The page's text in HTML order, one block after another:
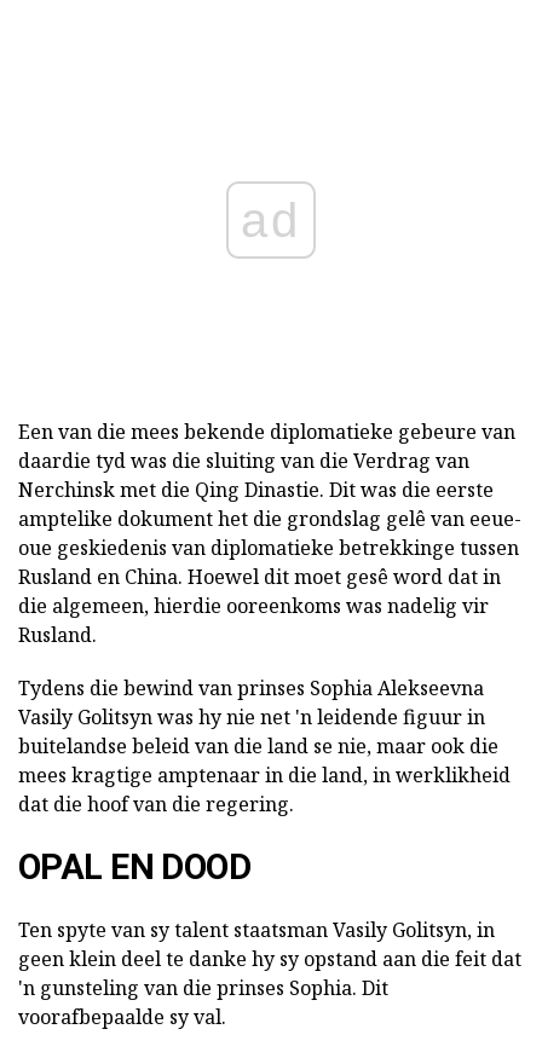
ad
Een van die mees bekende diplomatieke gebeure van
daardie tyd was die sluiting van die Verdrag van
Nerchinsk met die Qing Dinastie. Dit was die eerste
amptelike dokument het die grondslag gelê van eeue-
oue geskiedenis van diplomatieke betrekkinge tussen
Rusland en China. Hoewel dit moet gesê word dat in
die algemeen, hierdie ooreenkoms was nadelig vir
Rusland.
Tydens die bewind van prinses Sophia Alekseevna
Vasily Golitsyn was hy nie net 'n leidende figuur in
buitelandse beleid van die land se nie, maar ook die
mees kragtige amptenaar in die land, in werklikheid
dat die hoof van die regering.
OPAL EN DOOD
Ten spyte van sy talent staatsman Vasily Golitsyn, in
geen klein deel te danke hy sy opstand aan die feit dat
'n gunsteling van die prinses Sophia. Dit
voorafbepaalde sy val.